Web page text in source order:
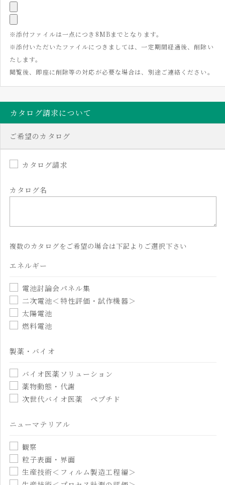
※添付ファイルは一点につき8MBまでとなります。
※添付いただいたファイルにつきましては、一定期間経過後、削除い
たします。
閲覧後、即座に削除等の対応が必要な場合は、別途ご連絡ください。
カタログ請求について
ご希望のカタログ
カタログ請求
カタログ名
複数のカタログをご希望の場合は下記よりご選択下さい
エネルギー
電池討論会パネル集
二次電池＜特性評価・試作機器＞
太陽電池
燃料電池
製薬・バイオ
バイオ医薬ソリューション
薬物動態・代謝
次世代バイオ医薬 ペプチド
ニューマテリアル
観察
粒子表面・界面
生産技術＜フィルム製造工程編＞